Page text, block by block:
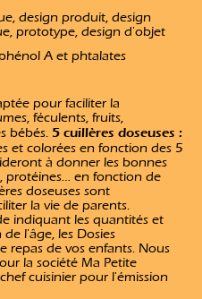
design produit, design
prototype, design d'objet
A et phtalates
pour faciliter la
féculents, fruits,
bébés. 5 cuillères doseuses :
et colorées en fonction des 5
à donner les bonnes
protéines… en fonction de
doseuses sont
la vie de parents.
indiquant les quantités et
l'âge, les Dosies
repas de vos enfants. Nous
la société Ma Petite
cuisinier pour l'émission